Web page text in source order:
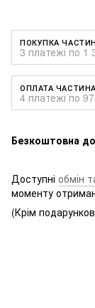
ПОКУПКА
3 платежі по 1
ОПЛАТА
4 платежі по
Безкоштовна
Доступні обмін
моменту
(Крім